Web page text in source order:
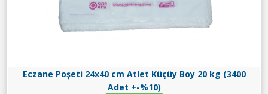
Eczane Poşeti 24x40 cm Atlet Küçüy Boy 20 kg (3400
Adet +-%10)